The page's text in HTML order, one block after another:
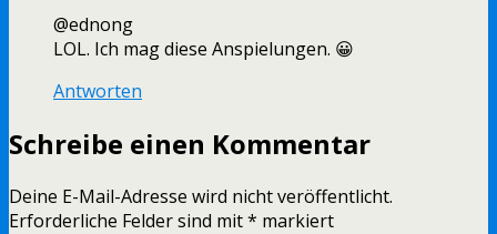
@ednong
LOL. Ich mag diese Anspielungen. 😀
Antworten
Schreibe einen Kommentar
Deine E-Mail-Adresse wird nicht veröffentlicht.
Erforderliche Felder sind mit* markiert